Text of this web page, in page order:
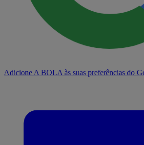
Adicione A BOLA às suas preferências do